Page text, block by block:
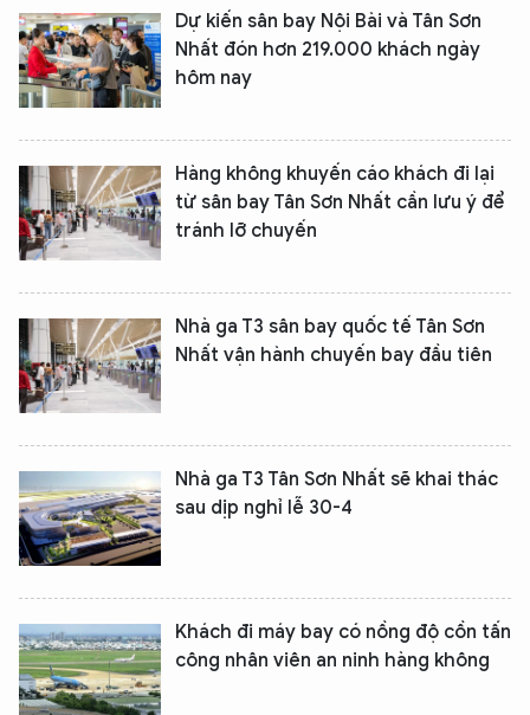
Dự kiến sân bay Nội Bài và Tân Sơn
Nhất đón hơn 219.000 khách ngày
hôm nay
Hàng không khuyến cáo khách đi lại
từ sân bay Tân Sơn Nhất cần lưu ý để
tránh lỡ chuyến
Nhà ga T3 sân bay quốc tế Tân Sơn
Nhất vận hành chuyến bay đầu tiên
Nhà ga T3 Tân Sơn Nhất sẽ khai thác
sau dịp nghỉ lễ 30-4
Khách đi máy bay có nồng độ cồn tấn
công nhân viên an ninh hàng không
XIN CHÀO,
TÔI LÀ CHATBOT CỦA
Hãy hỏi tôi bất kỳ điều gì bạn cần biết về
An Ninh Thủ Đô nhé. Tôi sẵn sàng hỗ trợ!